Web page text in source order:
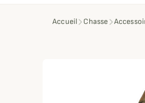
Accueil Chasse